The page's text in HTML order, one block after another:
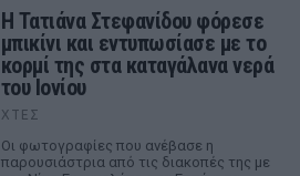
Η Τατιάνα Στεφανίδου φόρεσε
μπικίνι και εντυπωσίασε με το
κορμί της στα καταγάλανα νερά
του Ιονίου
ΧΤΕΣ
Οι φωτογραφίες που ανέβασε η
παρουσιάστρια από τις διακοπές της με